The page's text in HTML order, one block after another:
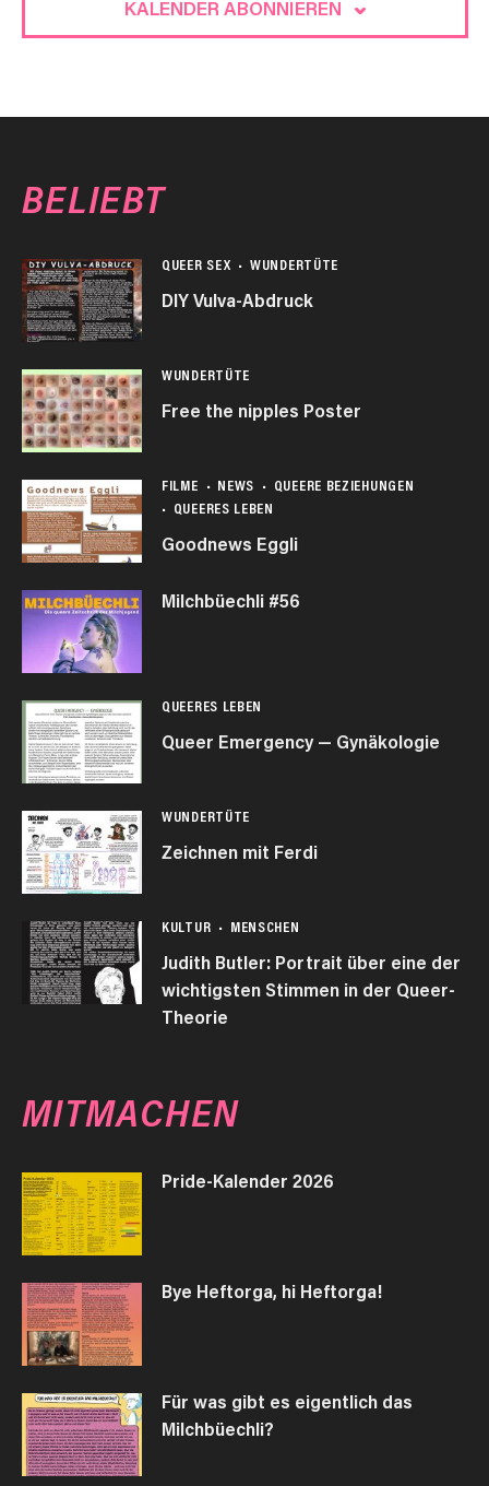
KALENDER ABONNIEREN
BELIEBT
QUEER SEX WUNDERTÜTE
DIY Vulva-Abdruck
WUNDERTÜTE
Free the nipples Poster
FILME NEWS
QUEERE BEZIEHUNGEN
QUEERES LEBEN
Goodnews Eggli
Milchbüechli #56
QUEERES LEBEN
Queer Emergency — Gynäkologie
WUNDERTÜTE
Zeichnen mit Ferdi
KULTUR MENSCHEN
Judith Butler: Portrait über eine der
wichtigsten Stimmen in der Queer-
Theorie
MITMACHEN
Pride-Kalender 2026
Bye Heftorga, hi Heftorga!
Für was gibt es eigentlich das
Milchbüechli?